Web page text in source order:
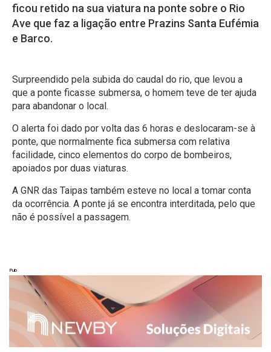
ficou retido na sua viatura na ponte sobre o Rio
Ave que faz a ligação entre Prazins Santa Eufémia
e Barco.
Surpreendido pela subida do caudal do rio, que levou a
que a ponte ficasse submersa, o homem teve de ter ajuda
para abandonar o local.
O alerta foi dado por volta das 6 horas e deslocaram-se à
ponte, que normalmente fica submersa com relativa
facilidade, cinco elementos do corpo de bombeiros,
apoiados por duas viaturas.
A GNR das Taipas também esteve no local a tomar conta
da ocorrência. A ponte já se encontra interditada, pelo que
não é possível a passagem.
Pub